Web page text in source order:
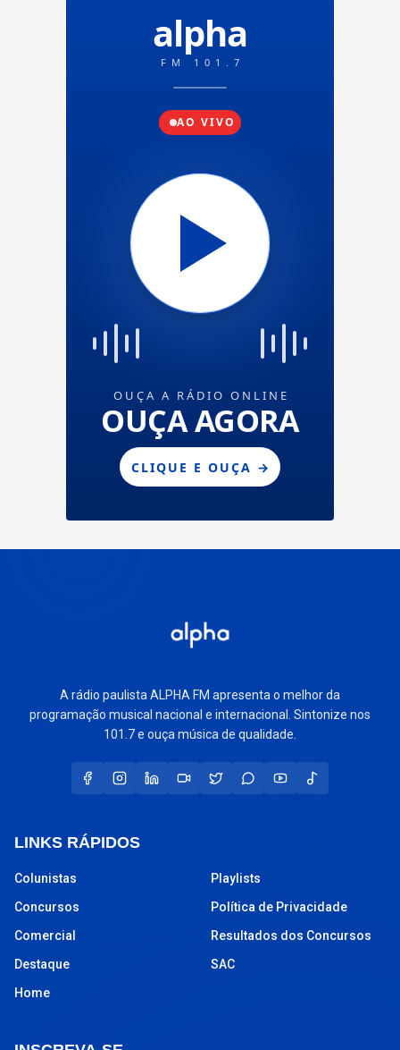
A rádio paulista ALPHA FM apresenta o melhor da
programação musical nacional e internacional. Sintonize nos
101.7 e ouça música de qualidade.
LINKS RÁPIDOS
Colunistas
Concursos
Comercial
Destaque
Home
Playlists
Política de Privacidade
Resultados dos Concursos
SAC